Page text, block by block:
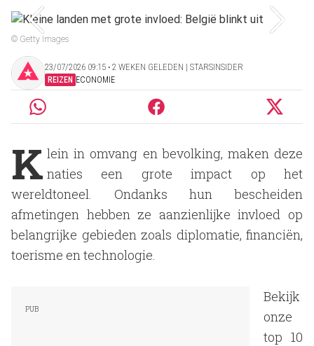
© Getty Images
23/07/2026 09:15 ‧ 2 WEKEN GELEDEN | STARSINSIDER
REIZEN ECONOMIE
K lein in omvang en bevolking, maken deze
naties een grote impact op het
wereldtoneel. Ondanks hun bescheiden
afmetingen hebben ze aanzienlijke invloed op
belangrijke gebieden zoals diplomatie, financiën,
toerisme en technologie.
Bekijk
onze
top 10